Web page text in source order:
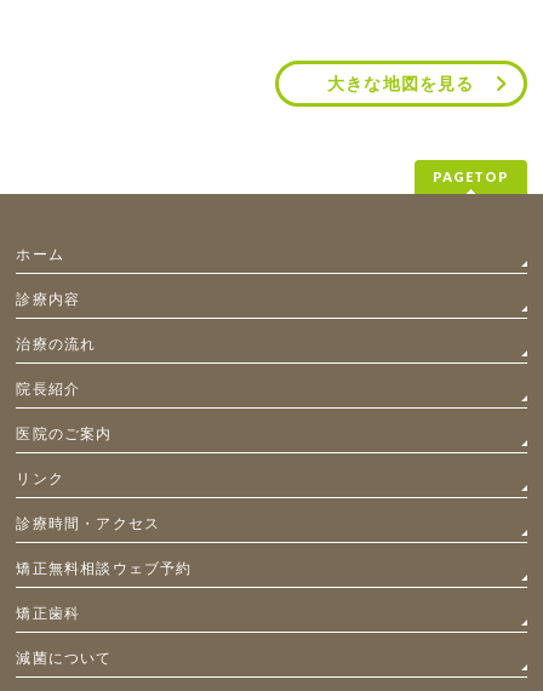
大きな地図を見る
PAGETOP
ホーム
診療内容
治療の流れ
院長紹介
医院のご案内
リンク
診療時間・アクセス
矯正無料相談ウェブ予約
矯正歯科
減菌について